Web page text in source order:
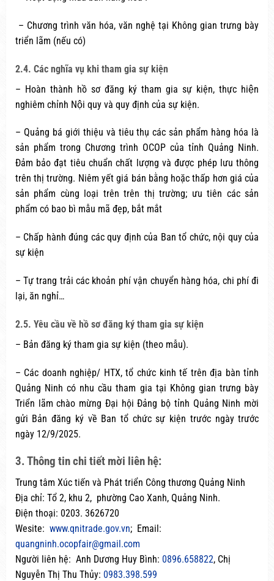
– Chương trình văn hóa, văn nghệ tại Không gian trưng bày
triển lãm (nếu có)
2.4. Các nghĩa vụ khi tham gia sự kiện
– Hoàn thành hồ sơ đăng ký tham gia sự kiện, thực hiện
nghiêm chỉnh Nội quy và quy định của sự kiện.
– Quảng bá giới thiệu và tiêu thụ các sản phẩm hàng hóa là
sản phẩm trong Chương trình OCOP của tỉnh Quảng Ninh.
Đảm bảo đạt tiêu chuẩn chất lượng và được phép lưu thông
trên thị trường. Niêm yết giá bán bằng hoặc thấp hơn giá của
sản phẩm cùng loại trên trên thị trường; ưu tiên các sản
phẩm có bao bì mẫu mã đẹp, bắt mắt
– Chấp hành đúng các quy định của Ban tổ chức, nội quy của
sự kiện
– Tự trang trải các khoản phí vận chuyển hàng hóa, chi phí đi
lại, ăn nghỉ…
2.5. Yêu cầu về hồ sơ đăng ký tham gia sự kiện
– Bản đăng ký tham gia sự kiện (theo mẫu).
– Các doanh nghiệp/ HTX, tổ chức kinh tế trên địa bàn tỉnh
Quảng Ninh có nhu cầu tham gia tại Không gian trưng bày
Triển lãm chào mừng Đại hội Đảng bộ tỉnh Quảng Ninh mời
gửi Bản đăng ký về Ban tổ chức sự kiện trước ngày trước
ngày 12/9/2025.
3. Thông tin chi tiết mời liên hệ:
Trung tâm Xúc tiến và Phát triển Công thương Quảng Ninh
Địa chỉ: Tổ 2, khu 2, phường Cao Xanh, Quảng Ninh.
Điện thoại: 0203. 3626720
Wesite: www.qnitrade.gov.vn; Email:
quangninh.ocopfair@gmail.com
Người liên hệ: Anh Dương Huy Bình: 0896.658822, Chị
Nguyễn Thị Thu Thủy: 0983.398.599